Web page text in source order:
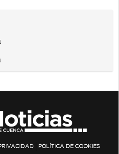
POLÍTICA DE COOKIES